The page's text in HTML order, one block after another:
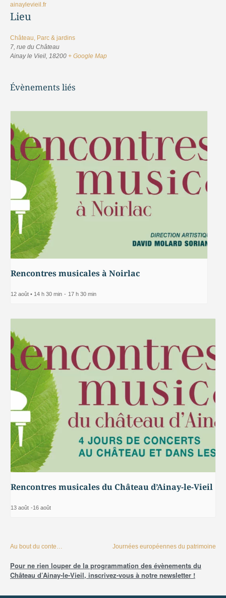
ainaylevieil.fr
Lieu
Château, Parc & jardins
7, rue du Château
Ainay le Vieil 18200 + Google Map
Évènements liés
Rencontres musicales à Noirlac
12 août • 14 h 30 min - 17 h 30 min
Rencontres musicales du Château d’Ainay-le-Vieil
13 août -16 août
Au bout du conte… Journées européennes du patrimoine
Pour ne rien louper de la programmation des évènements du
Château d’Ainay-le-Vieil, inscrivez-vous à notre newsletter !